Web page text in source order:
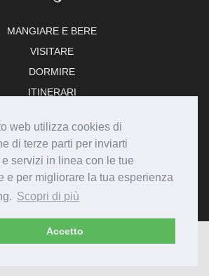
web utilizza cookies di
di terze parti per inviarti
servizi in linea con le tue
e per migliorare la tua esperienza
Scopri di più
Accetto
MANGIARE E BERE
VISITARE
DORMIRE
ITINERARI
ADERISCI
2026 - Tutti i diritti riservati.